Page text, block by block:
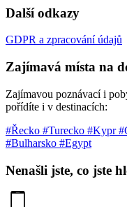
Další odkazy
GDPR a zpracování údajů
Zajímavá místa na
Zajímavou poznávací i
pořídíte i v destinacích:
#Řecko #Turecko #Kypr
#Bulharsko #Egypt
Nenašli jste, co jste